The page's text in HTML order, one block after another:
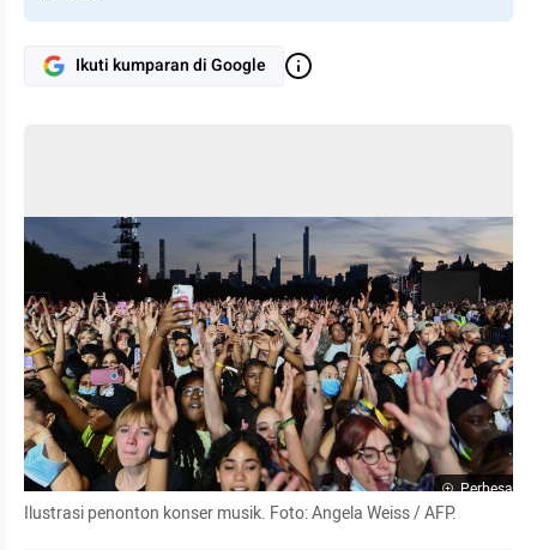
Ikuti kumparan di Google
Perbesar
Ilustrasi penonton konser musik. Foto: Angela Weiss / AFP.